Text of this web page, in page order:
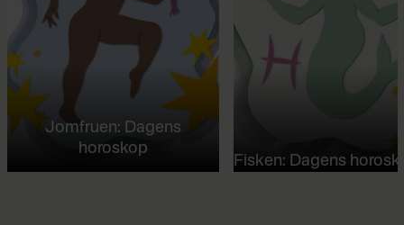
Jomfruen: Dagens
horoskop
Fisken: Dagens